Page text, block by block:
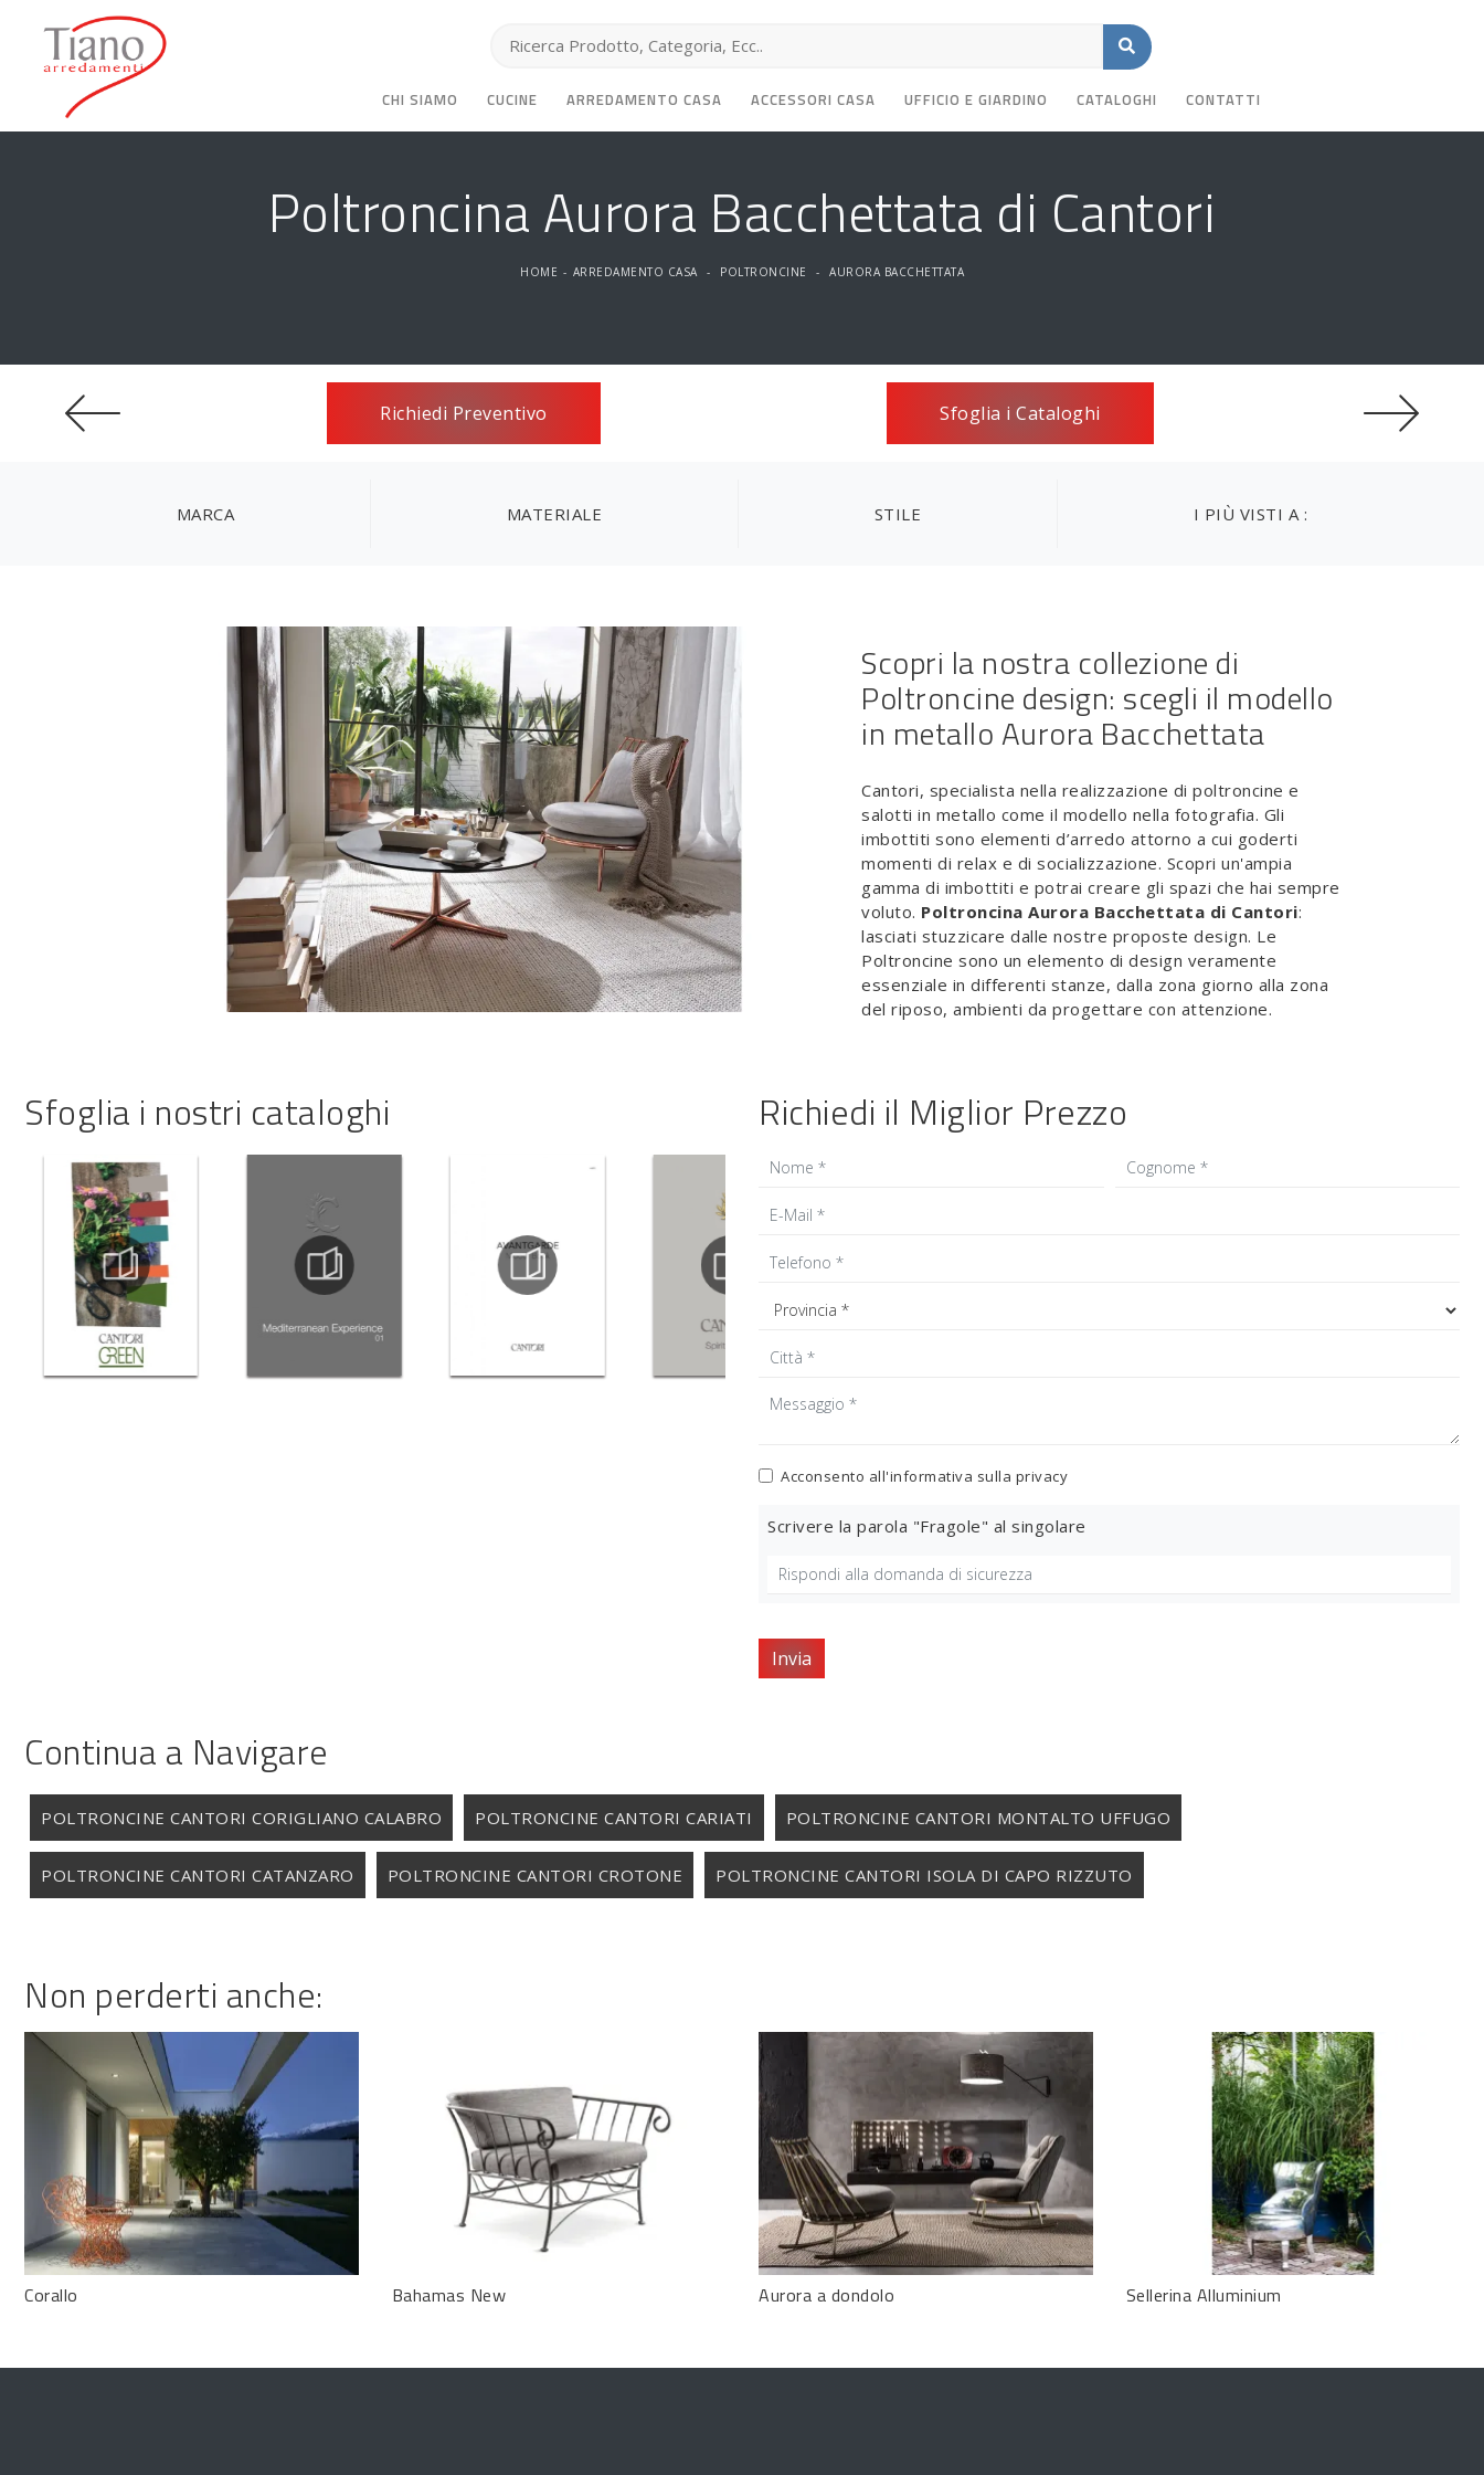
CHI SIAMO CUCINE ARREDAMENTO CASA ACCESSORI CASA UFFICIO E GIARDINO CATALOGHI CONTATTI
Poltroncina Aurora Bacchettata di Cantori
HOME - ARREDAMENTO CASA - POLTRONCINE - AURORA BACCHETTATA
Richiedi Preventivo Sfoglia i Cataloghi
MARCA MATERIALE STILE I PIÙ VISTI A :
Scopri la nostra collezione di
Poltroncine design: scegli il modello
in metallo Aurora Bacchettata
Cantori, specialista nella realizzazione di poltroncine e
salotti in metallo come il modello nella fotografia. Gli
imbottiti sono elementi d’arredo attorno a cui goderti
momenti di relax e di socializzazione. Scopri un'ampia
gamma di imbottiti e potrai creare gli spazi che hai sempre
voluto. Poltroncina Aurora Bacchettata di Cantori:
lasciati stuzzicare dalle nostre proposte design. Le
Poltroncine sono un elemento di design veramente
essenziale in differenti stanze, dalla zona giorno alla zona
del riposo, ambienti da progettare con attenzione.
Sfoglia i nostri cataloghi Richiedi il Miglior Prezzo
Acconsento all'informativa sulla privacy
Scrivere la parola "Fragole" al singolare
Invia
Continua a Navigare
POLTRONCINE CANTORI CORIGLIANO CALABRO POLTRONCINE CANTORI CARIATI POLTRONCINE CANTORI MONTALTO UFFUGO
POLTRONCINE CANTORI CATANZARO POLTRONCINE CANTORI CROTONE POLTRONCINE CANTORI ISOLA DI CAPO RIZZUTO
Non perderti anche:
Corallo Bahamas New Aurora a dondolo Sellerina Alluminium